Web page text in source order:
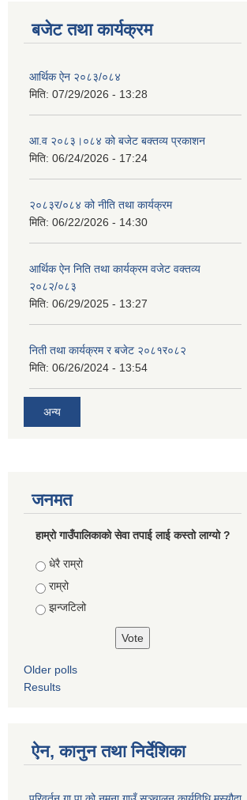
बजेट तथा कार्यक्रम
आर्थिक ऐन २०८३/०८४
मिति: 07/29/2026 - 13:28
आ.व २०८३।०८४ को बजेट बक्तव्य प्रकाशन
मिति: 06/24/2026 - 17:24
२०८३र/०८४ को नीति तथा कार्यक्रम
मिति: 06/22/2026 - 14:30
आर्थिक ऐन निति तथा कार्यक्रम वजेट वक्तव्य
२०८२/०८३
मिति: 06/29/2025 - 13:27
निती तथा कार्यक्रम र बजेट २०८१र०८२
मिति: 06/26/2024 - 13:54
अन्य
जनमत
हाम्रो गाउँपालिकाको सेवा तपाई लाई कस्तो लाग्यो ?
Choices
धेरै राम्रो
राम्रो
झन्जटिलो
Older polls
Results
ऐन, कानुन तथा निर्देशिका